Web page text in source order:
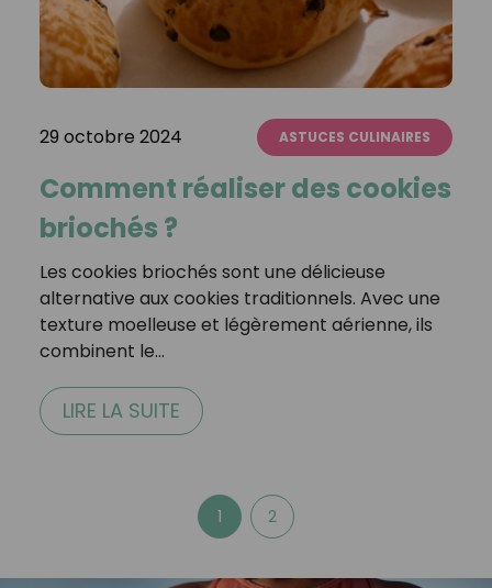
29 octobre 2024 ASTUCES CULINAIRES
Comment réaliser des cookies
briochés ?
Les cookies briochés sont une délicieuse
alternative aux cookies traditionnels. Avec une
texture moelleuse et légèrement aérienne, ils
combinent le…
LIRE LA SUITE
1 2